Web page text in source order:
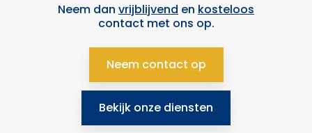
Neem dan vrijblijvend en kosteloos
contact met ons op.
Neem contact op
Bekijk onze diensten